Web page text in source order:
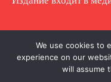
Copyright © Полное
запрещено.
We use cookies to
experience on our
will assume